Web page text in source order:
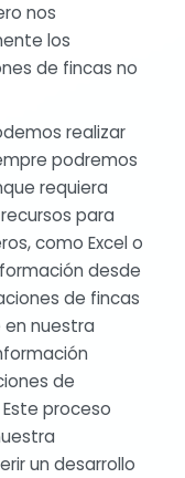
nos
los
de fincas no
realizar
podremos
requiera
para
como Excel o
desde
de fincas
nuestra
de
proceso
un desarrollo